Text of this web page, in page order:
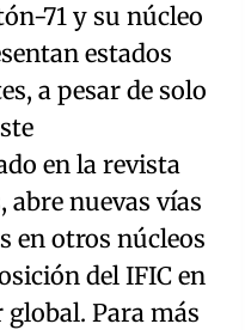
71 y su núcleo
estados
a pesar de solo
en la revista
abre nuevas vías
en otros núcleos
del IFIC en
Para más